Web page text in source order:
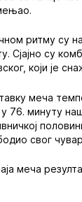
ритму су
Сјајно су
који је
меча
76. минуту
свог
меча